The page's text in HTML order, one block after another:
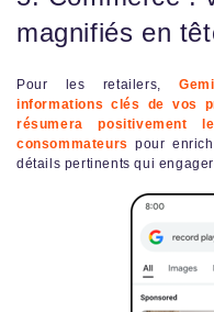
magnifiés en
Pour les retailers,
informations clés de vos
résumera positivement
consommateurs pour
détails pertinents qui